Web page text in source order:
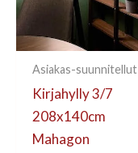
Asiakas-suunnitellut
Kirjahylly 3/7
208x140cm
Mahagon